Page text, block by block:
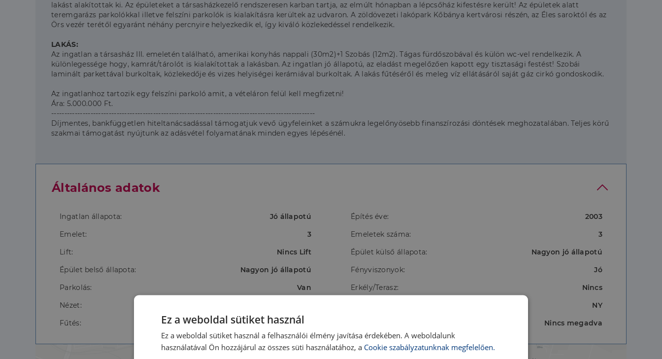
lakást alakítottak ki. Az épületeket a társasházkezelő rendszeresen karban tartja, az elmúlt hónapban a lépcsőház kifestésre került! Az épületek alatt
teremgarázs parkolókkal illetve felszíni parkolók is kialakításra kerültek az udvaron. A zöldövezeti lakópark Kőbánya kertvárosi részén, az Éles saroktól és az
Örs vezér terétől egyaránt néhány percnyire helyezkedik el, így kiváló közlekedéssel rendelkezik.
LAKÁS:
Az ingatlan a társasház III. emeletén található, amerikai konyhás nappali (30m2)+1 Szobás (12m2). Tágas fürdőszobával és külön wc-vel rendelkezik. A
különlegessége hogy, kamrát/tárolót is kialakítottak a lakásban. Az ingatlan jó állapotú, az eladást megelőzően kapott egy tisztasági festést! Szobái
laminált parkettával burkoltak, közlekedője és vizes helyiségei kerámiával burkoltak. A lakás fűtéséről és meleg víz ellátásáról saját gáz cirkó gondoskodik.
Az ingatlanhoz tartozik egy felszíni parkoló amit, a vételáron felül kell megfizetni!
Ára: 5.000.000 Ft.
-----------------------------------------------------------------------------------------------------
Díjmentes, bankfüggetlen hiteltanácsadással támogatjuk vevő ügyfeleinket a számukra legelőnyösebb finanszírozási döntések meghozatalában. Teljes körű
szakmai támogatást nyújtunk az adásvétel folyamatának minden egyes lépésénél.
Általános adatok
Ingatlan állapota: Jó állapotú Építés éve:
2003
Emelet:
3 Emeletek száma:
3
Lift:
Nincs Lift Épület külső állapota:
Nagyon jó állapotú
Épület belső állapota:
Nagyon jó állapotú Fényviszonyok:
Jó
Parkolás:
Van Erkély/Terasz:
Nincs
Nézet:
NY
Fűtés:
Gáz cirkó,Gáz cirkó Nincs megadva
Ez a weboldal sütiket használ
Ez a weboldal sütiket használ a felhasználói élmény javítása érdekében. A weboldalunk
használatával Ön hozzájárul az összes süti használatához, a Cookie szabályzatunknak megfelelően.